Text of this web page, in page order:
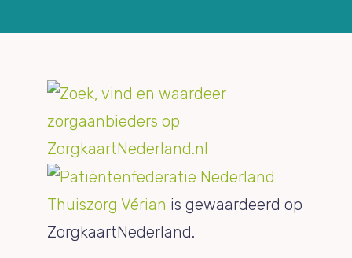
Thuiszorg Vérian is gewaardeerd op
ZorgkaartNederland.